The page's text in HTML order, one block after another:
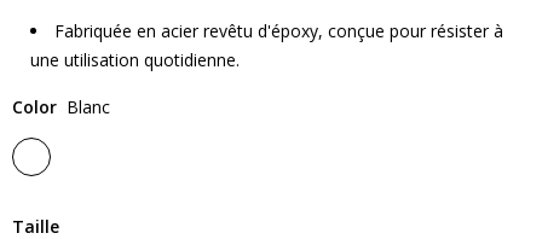
Fabriquée en acier revêtu d'époxy, conçue pour résister à
une utilisation quotidienne.
Color Blanc
Taille